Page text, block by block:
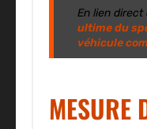
En lien
ultime du
véhicule
MESURE